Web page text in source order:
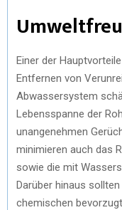
Einer der
Entfernen von
Abwassersystem
Lebensspanne der
unangenehmen
minimieren auch das
sowie die mit
Darüber hinaus
chemischen